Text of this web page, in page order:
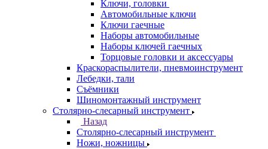
Ключи, головки
Автомобильные ключи
Ключи гаечные
Наборы автомобильные
Наборы ключей гаечных
Торцовые головки и аксессуары
Краскораспылители, пневмоинструмент
Лебедки, тали
Съёмники
Шиномонтажный инструмент
Столярно-слесарный инструмент
Назад
Столярно-слесарный инструмент
Ножи, ножницы